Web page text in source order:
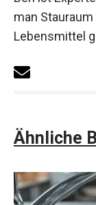
man
Lebensmittel
Ähnliche